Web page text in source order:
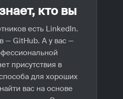
кто вы
есть LinkedIn.
— GitHub. А у вас —
присутствия в
для хороших
вас на основе